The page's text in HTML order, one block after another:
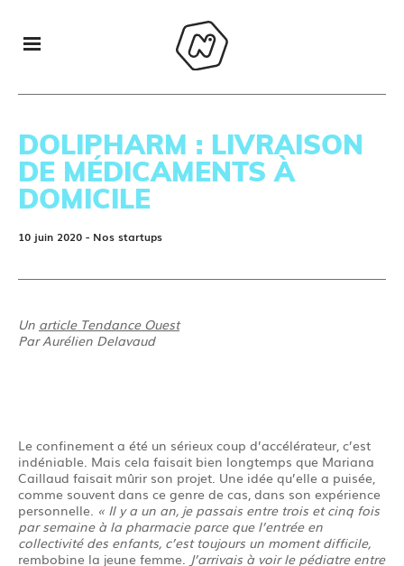
DOLIPHARM : LIVRAISON
DE MÉDICAMENTS À
DOMICILE
10 juin 2020 - Nos startups
Un article Tendance Ouest
Par Aurélien Delavaud
Le confinement a été un sérieux coup d’accélérateur, c’est
indéniable. Mais cela faisait bien longtemps que Mariana
Caillaud faisait mûrir son projet. Une idée qu’elle a puisée,
comme souvent dans ce genre de cas, dans son expérience
personnelle. « Il y a un an, je passais entre trois et cinq fois
par semaine à la pharmacie parce que l’entrée en
collectivité des enfants, c’est toujours un moment difficile,
rembobine la jeune femme. J’arrivais à voir le pédiatre entre